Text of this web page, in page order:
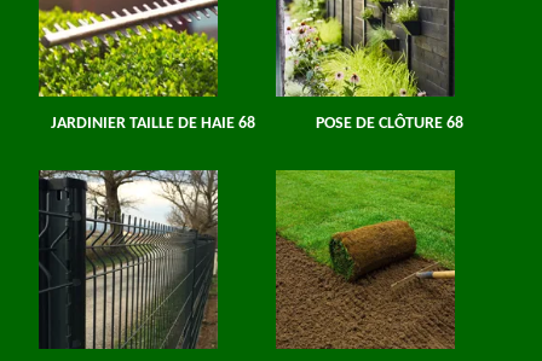
JARDINIER TAILLE DE HAIE 68 POSE DE CLÔTURE 68